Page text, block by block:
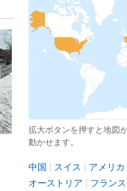
拡大ボタンを押すと地図
動かせます。
中国 | スイス | アメリカ
オーストリア | フランス